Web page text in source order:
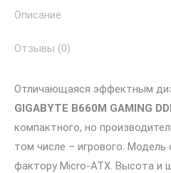
Описание
Отзывы (0)
Отличающаяся эффектным
GIGABYTE B660M GAMING
компактного, но
том числе – игрового.
фактору Micro-ATX. Высота и